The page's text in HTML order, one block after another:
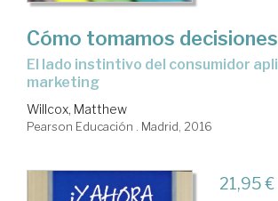
Cómo tomamos decisiones
el lado instintivo del consumidor aplicado al
marketing
Willcox, Matthew
Pearson Educación . Madrid, 2016
21,95 €